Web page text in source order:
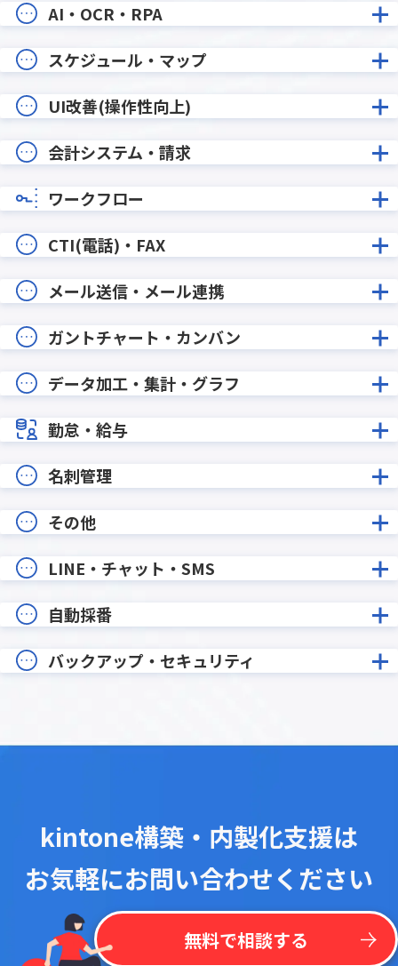
AI・OCR・RPA
スケジュール・マップ
UI改善(操作性向上)
会計システム・請求
ワークフロー
CTI(電話)・FAX
メール送信・メール連携
ガントチャート・カンバン
データ加工・集計・グラフ
勤怠・給与
名刺管理
その他
LINE・チャット・SMS
自動採番
バックアップ・セキュリティ
kintone構築・内製化支援は
お気軽にお問い合わせください
無料で相談する